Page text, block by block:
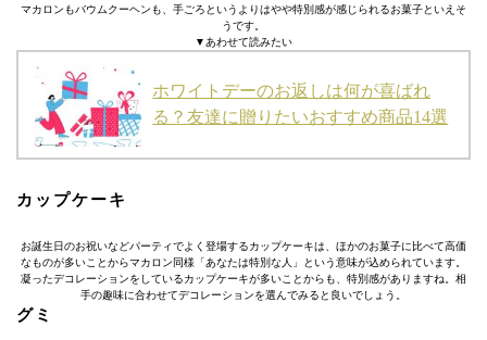
マカロンもバウムクーヘンも、手ごろというよりはやや特別感が感じられるお菓子といえそ
うです。
▼あわせて読みたい
ホワイトデーのお返しは何が喜ばれ
る？友達に贈りたいおすすめ商品14選
カップケーキ
お誕生日のお祝いなどパーティでよく登場するカップケーキは、ほかのお菓子に比べて高価
なものが多いことからマカロン同様「あなたは特別な人」という意味が込められています。
凝ったデコレーションをしているカップケーキが多いことからも、特別感がありますね。相
手の趣味に合わせてデコレーションを選んでみると良いでしょう。
グミ